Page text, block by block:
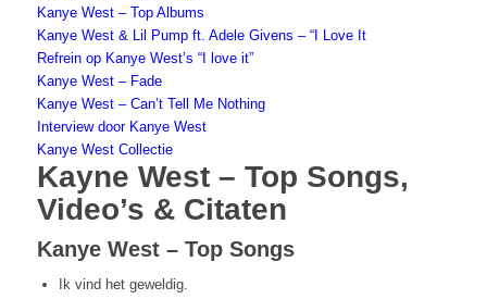
Kanye West – Top Albums
Kanye West & Lil Pump ft. Adele Givens – “I Love It
Refrein op Kanye West’s “I love it”
Kanye West – Fade
Kanye West – Can’t Tell Me Nothing
Interview door Kanye West
Kanye West Collectie
Kayne West – Top Songs,
Video’s & Citaten
Kanye West – Top Songs
Ik vind het geweldig.